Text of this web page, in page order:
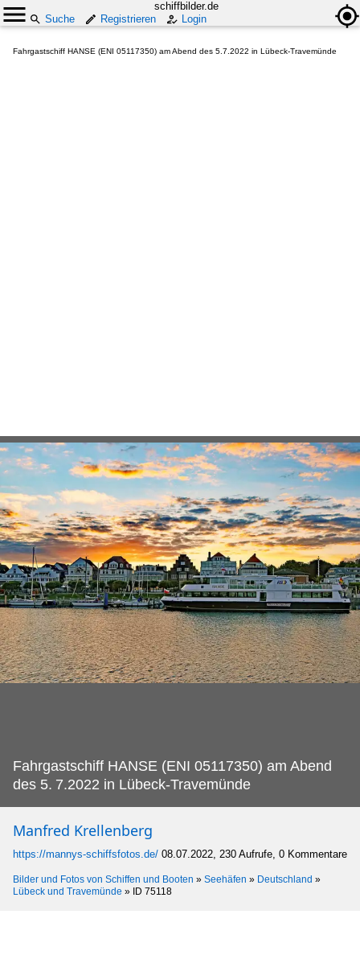
schiffbilder.de
Suche
Registrieren Login
Fahrgastschiff HANSE (ENI 05117350) am Abend des 5.7.2022 in Lübeck-Travemünde
Fahrgastschiff HANSE (ENI 05117350) am Abend
des 5. 7.2022 in Lübeck-Travemünde
Manfred Krellenberg
https://mannys-schiffsfotos.de/ 08.07.2022, 230 Aufrufe, 0 Kommentare
Bilder und Fotos von Schiffen und Booten » Seehäfen » Deutschland »
Lübeck und Travemünde » ID 75118